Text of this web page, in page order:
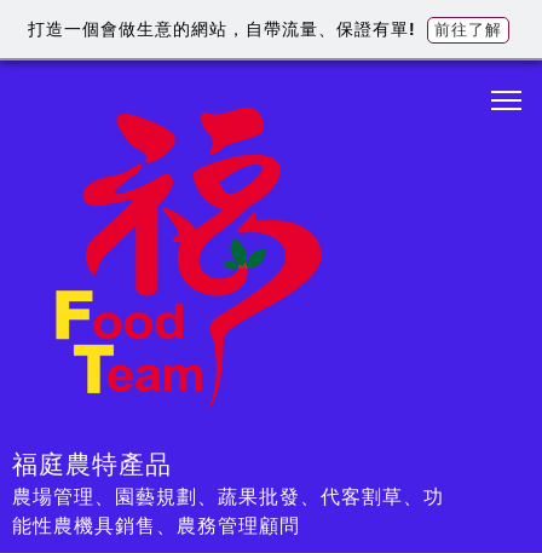
福庭農特產品
農場管理、園藝規劃、蔬果批發、代客割草、功
能性農機具銷售、農務管理顧問
打造一個會做生意的網站，自帶流量、保證有單! 前往了解